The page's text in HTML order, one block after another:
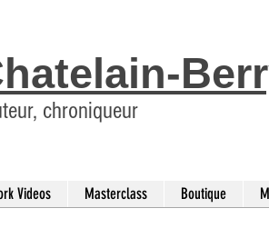
chroniqueur
Videos Masterclass Boutique